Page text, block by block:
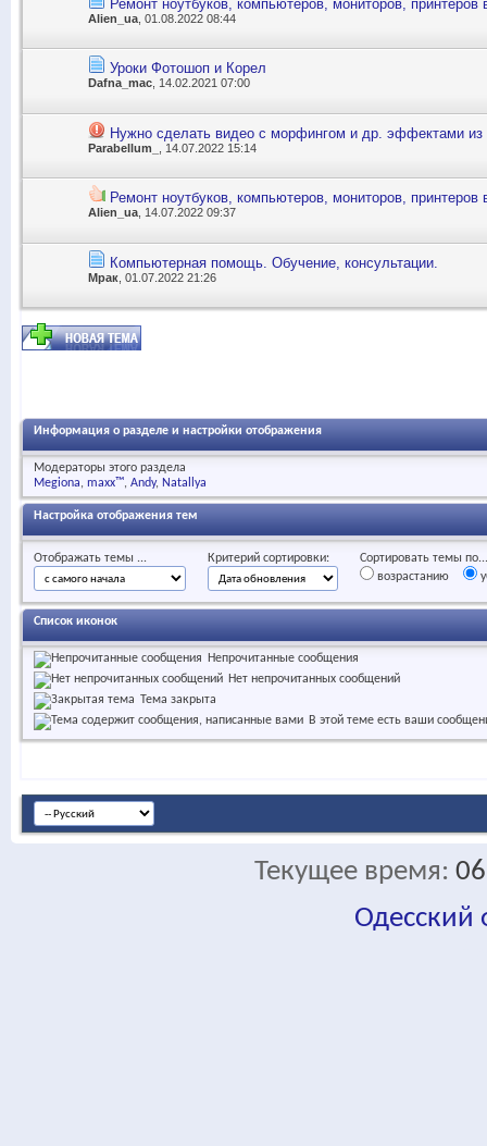
Ремонт ноутбуков, компьютеров, мониторов, принтеров
Alien_ua , 01.08.2022 08:44
Уроки Фотошоп и Корел
Dafna_mac , 14.02.2021 07:00
Нужно сделать видео с морфингом и др. эффектами из
Parabellum_ , 14.07.2022 15:14
Ремонт ноутбуков, компьютеров, мониторов, принтеров
Alien_ua , 14.07.2022 09:37
Компьютерная помощь. Обучение, консультации.
Мрак , 01.07.2022 21:26
Информация о разделе и настройки отображения
Модераторы этого раздела
Megiona maxx™ Andy Natallya
Настройка отображения тем
Отображать темы ... Критерий сортировки:
Сортировать темы по...
возрастанию
Список иконок
Непрочитанные сообщения
Нет непрочитанных сообщений
Тема закрыта
В этой теме есть ваши
Текущее время:
Одесский